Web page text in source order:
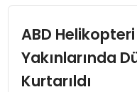
EKONOMI
MAGAZIN
ABD
Yakınlarında
Kurtarıldı